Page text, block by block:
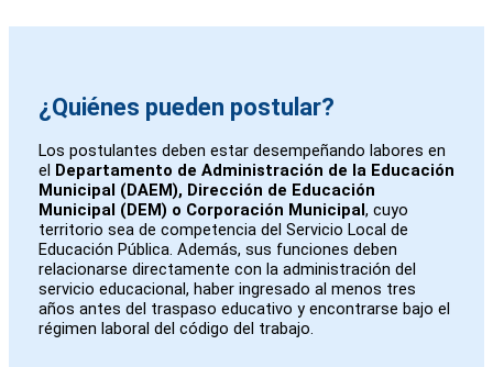
¿Quiénes pueden postular?
Los postulantes deben estar desempeñando labores en
el Departamento de Administración de la Educación
Municipal (DAEM), Dirección de Educación
Municipal (DEM) o Corporación Municipal, cuyo
territorio sea de competencia del Servicio Local de
Educación Pública. Además, sus funciones deben
relacionarse directamente con la administración del
servicio educacional, haber ingresado al menos tres
años antes del traspaso educativo y encontrarse bajo el
régimen laboral del código del trabajo.